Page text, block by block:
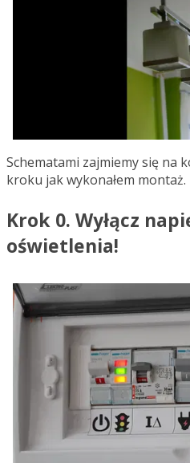
Schematami zajmiemy się na
kroku jak wykonałem montaż.
Krok 0. Wyłącz
oświetlenia!